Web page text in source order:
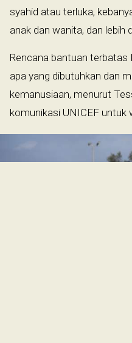
syahid atau terluka,
anak dan wanita, dan lebih
Rencana bantuan terbatas
apa yang dibutuhkan dan
kemanusiaan, menurut
komunikasi UNICEF untuk